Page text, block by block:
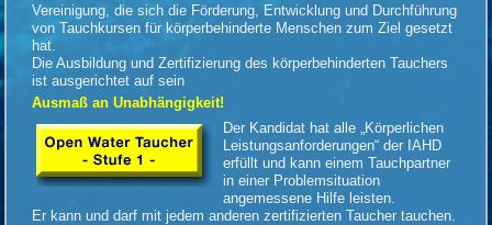
Vereinigung, die sich die Förderung, Entwicklung und Durchführung
von Tauchkursen für körperbehinderte Menschen zum Ziel gesetzt
hat.
Die Ausbildung und Zertifizierung des körperbehinderten Tauchers
ist ausgerichtet auf sein
Ausmaß an Unabhängigkeit!
Der Kandidat hat alle „Körperlichen
Leistungsanforderungen“ der IAHD
erfüllt und kann einem Tauchpartner
in einer Problemsituation
angemessene Hilfe leisten.
Er kann und darf mit jedem anderen zertifizierten Taucher tauchen.